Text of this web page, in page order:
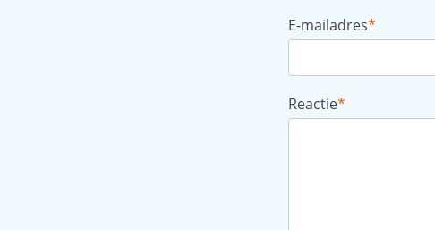
E-mailadres*
Reactie*